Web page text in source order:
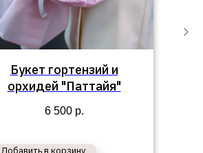
Букет гортензий и
орхидей "Паттайя"
6 500 р.